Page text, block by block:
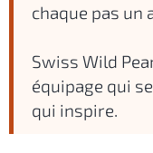
chaque pas un
Swiss Wild
équipage qui
qui inspire.